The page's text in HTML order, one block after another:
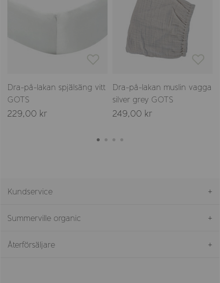
Dra-på-lakan spjälsäng vitt
GOTS
229,00 kr
Dra-på-lakan muslin vagga
silver grey GOTS
249,00 kr
Kundservice
Summerville organic
Återförsäljare